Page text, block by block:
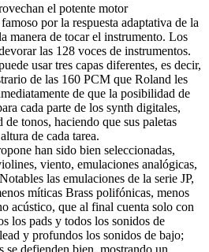
el potente motor
por la respuesta adaptativa de la
manera de tocar el instrumento. Los
las 128 voces de instrumentos.
usar tres capas diferentes, es decir,
de las 160 PCM que Roland les
de que la posibilidad de
cada parte de los synth digitales,
tonos, haciendo que sus paletas
de cada tarea.
han sido bien seleccionadas,
viento, emulaciones analógicas,
las emulaciones de la serie JP,
míticas Brass polifónicas, menos
acústico, que al final cuenta solo con
los pads y todos los sonidos de
y profundos los sonidos de bajo;
se defienden bien, mostrando un